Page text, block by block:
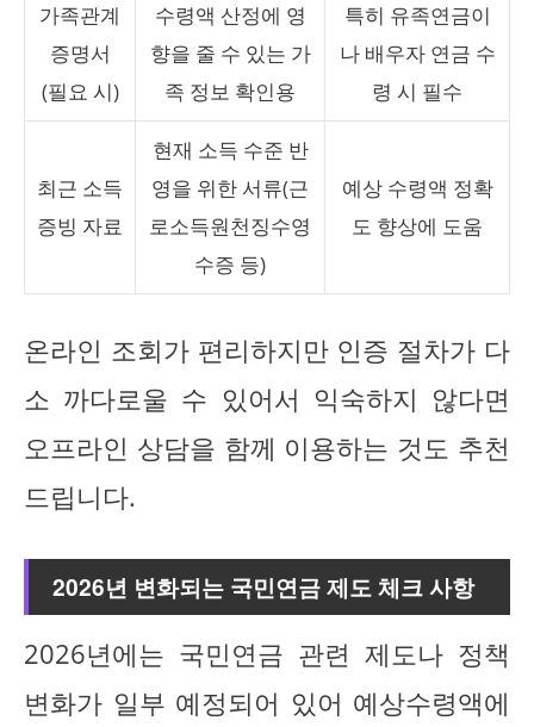
가족관계
증명서
(필요 시)
수령액 산정에 영
향을 줄 수 있는 가
족 정보 확인용
특히 유족연금이
나 배우자 연금 수
령 시 필수
최근 소득
증빙 자료
현재 소득 수준 반
영을 위한 서류(근
로소득원천징수영
수증 등)
예상 수령액 정확
도 향상에 도움
온라인 조회가 편리하지만 인증 절차가 다
소 까다로울 수 있어서 익숙하지 않다면
오프라인 상담을 함께 이용하는 것도 추천
드립니다.
2026년 변화되는 국민연금 제도 체크 사항
2026년에는 국민연금 관련 제도나 정책
변화가 일부 예정되어 있어 예상수령액에